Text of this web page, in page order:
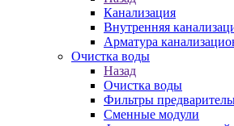
Канализация
Внутренняя
Арматура
Очистка воды
Назад
Очистка воды
Фильтры
Сменные модули